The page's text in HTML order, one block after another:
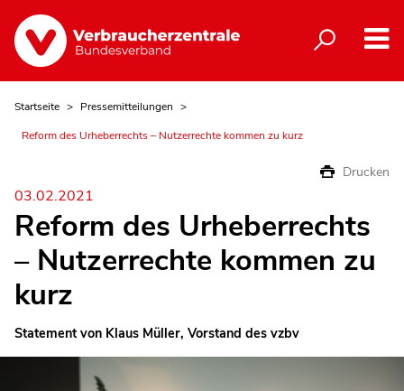
Startseite
Pressemitteilungen
Reform des Urheberrechts – Nutzerrechte kommen zu kurz
Drucken
03.02.2021
Reform des Urheberrechts
– Nutzerrechte kommen zu
kurz
Statement von Klaus Müller, Vorstand des vzbv